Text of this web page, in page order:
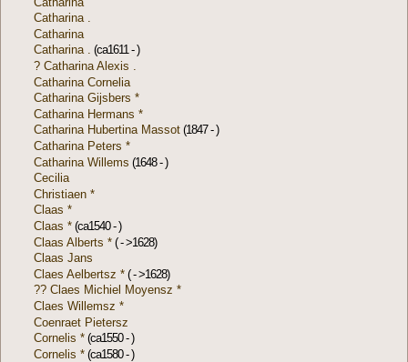
Catharina .
Catharina
Catharina . (ca1611 - )
? Catharina Alexis .
Catharina Cornelia
Catharina Gijsbers *
Catharina Hermans *
Catharina Hubertina Massot (1847 - )
Catharina Peters *
Catharina Willems (1648 - )
Cecilia
Christiaen *
Claas *
Claas * (ca1540 - )
Claas Alberts * ( - >1628)
Claas Jans
Claes Aelbertsz * ( - >1628)
?? Claes Michiel Moyensz *
Claes Willemsz *
Coenraet Pietersz
Cornelis * (ca1550 - )
Cornelis * (ca1580 - )